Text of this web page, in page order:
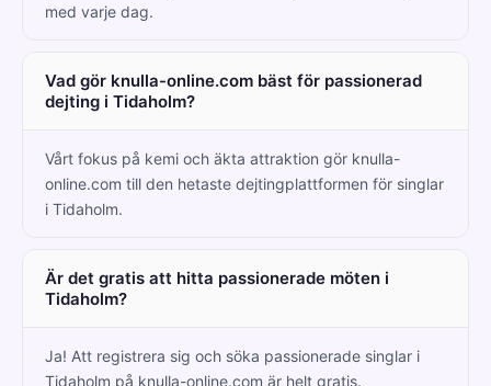
med varje dag.
Vad gör knulla-online.com bäst för passionerad
dejting i Tidaholm?
Vårt fokus på kemi och äkta attraktion gör knulla-
online.com till den hetaste dejtingplattformen för singlar
i Tidaholm.
Är det gratis att hitta passionerade möten i
Tidaholm?
Ja! Att registrera sig och söka passionerade singlar i
Tidaholm på knulla-online.com är helt gratis.